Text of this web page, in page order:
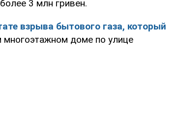
3 млн гривен.
взрыва бытового газа, который
доме по улице